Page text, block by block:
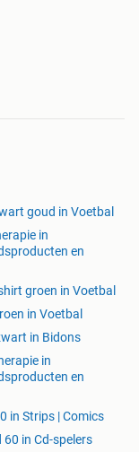
goud in Voetbal
in
en
groen in Voetbal
in Voetbal
in Bidons
in
en
in Strips | Comics
in Cd-spelers